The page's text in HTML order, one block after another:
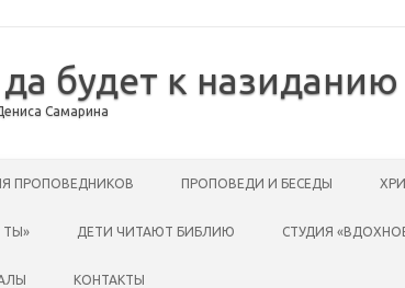
будет к назиданию
Самарина
ПРОПОВЕДНИКОВ ПРОПОВЕДИ И БЕСЕДЫ
ТЫ» ДЕТИ ЧИТАЮТ БИБЛИЮ СТУДИЯ
КОНТАКТЫ